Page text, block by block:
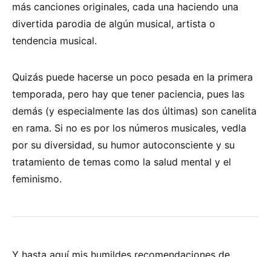
más canciones originales, cada una haciendo una
divertida parodia de algún musical, artista o
tendencia musical.
Quizás puede hacerse un poco pesada en la primera
temporada, pero hay que tener paciencia, pues las
demás (y especialmente las dos últimas) son canelita
en rama. Si no es por los números musicales, vedla
por su diversidad, su humor autoconsciente y su
tratamiento de temas como la salud mental y el
feminismo.